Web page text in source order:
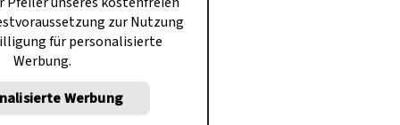
beschwören.zur Nutzung
für personalisierte
Werbung.
Werbung